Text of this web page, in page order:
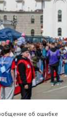
об ошибке